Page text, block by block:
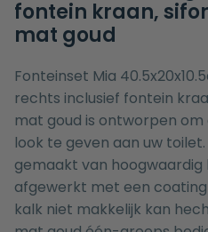
fontein kraan,
mat goud
Fonteinset Mia
rechts inclusief fontein
mat goud is ontworpen
look te geven aan uw
gemaakt van hoogwaardig
afgewerkt met een
kalk niet makkelijk kan